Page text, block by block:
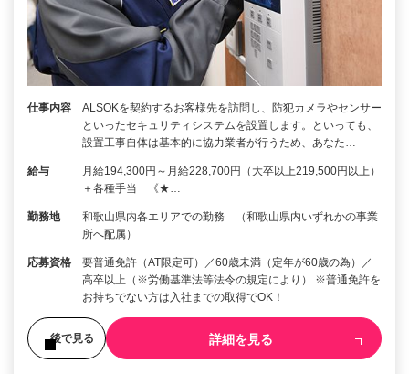
仕事内容
ALSOKを契約するお客様先を訪問し、防犯カメラやセンサー
といったセキュリティシステムを設置します。といっても、
設置工事自体は基本的に協力業者が行うため、あなた…
給与
月給194,300円～月給228,700円（大卒以上219,500円以上）
＋各種手当 《★…
勤務地
和歌山県内各エリアでの勤務 （和歌山県内いずれかの事業
所へ配属）
応募資格
要普通免許（AT限定可）／60歳未満（定年が60歳の為）／
高卒以上（※労働基準法等法令の規定により） ※普通免許を
お持ちでない方は入社までの取得でOK！
後で見る 詳細を見る